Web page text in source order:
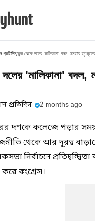
প্রতিদিন/জন্ম থেকে দলের 'মালিকানা' বদল, মমতার
দলের 'মালিকানা'
প্রতিদিন 2 months ago
দশকে কলেজে পড়ার সময়
থেকে আর দূরত্ব
নির্বাচনে
করে কংগ্রেস।